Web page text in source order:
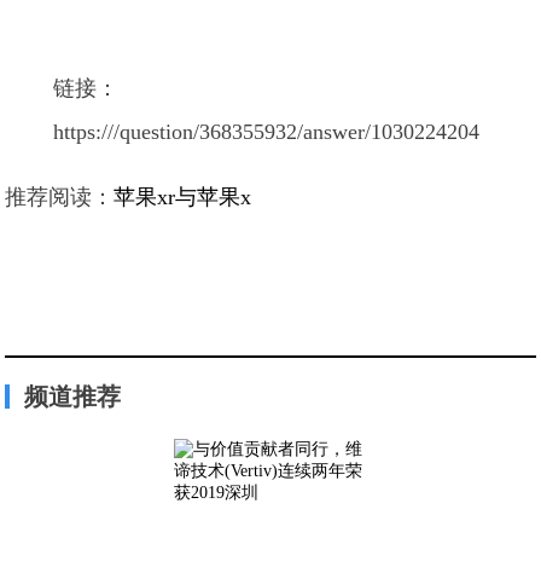
链接：
https:///question/368355932/answer/1030224204
推荐阅读：苹果xr与苹果x
频道推荐